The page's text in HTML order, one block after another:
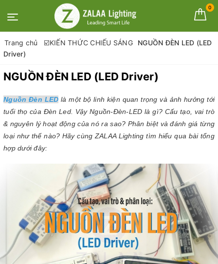
0
Trang chủ ☑️KIẾN THỨC CHIẾU SÁNG
NGUỒN ĐÈN LED (LED
Driver)
NGUỒN ĐÈN LED (LED Driver)
Nguồn Đèn LED là một bộ linh kiện quan trọng và ảnh hưởng tới
tuổi thọ của Đèn Led. Vậy Nguồn-Đèn-LED là gì? Cấu tạo, vai trò
& nguyên lý hoạt động của nó ra sao? Phân biệt và đánh giá từng
loại như thế nào? Hãy cùng ZALAA Lighting tìm hiểu qua bài tổng
hợp dưới đây: